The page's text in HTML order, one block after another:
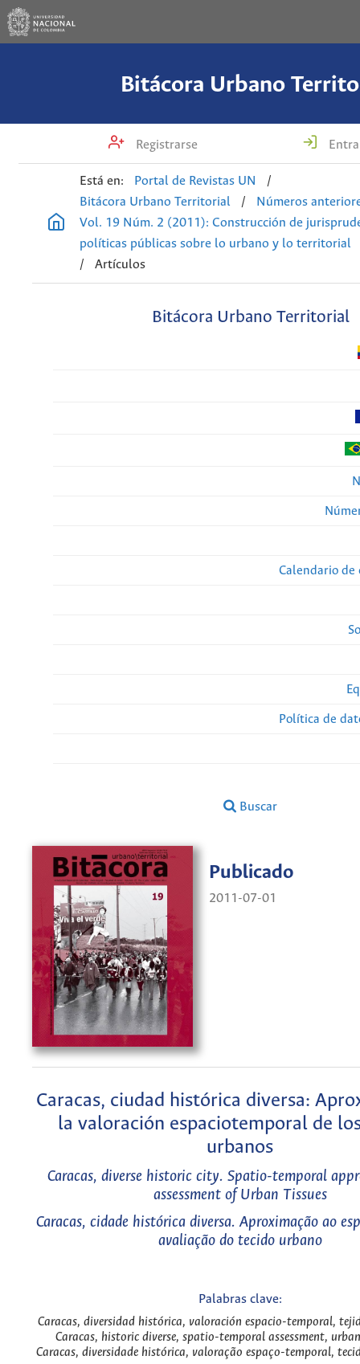
Bitácora Urbano
Registrarse
Está en: Portal de Revistas UN
/
Bitácora Urbano Territorial
/
Números
Vol. 19 Núm. 2 (2011): Construcción de
políticas públicas sobre lo urbano y lo territorial
/
Artículos
Bitácora Urbano Territorial
Calendario de
Política de
Buscar
Publicado
2011-07-01
Caracas, ciudad histórica diversa:
la valoración espaciotemporal de
urbanos
Caracas, diverse historic city. Spatio-temporal
assessment of Urban Tissues
Caracas, cidade histórica diversa. Aproximação ao
avaliação do tecido urbano
Palabras clave:
Caracas, diversidad histórica, valoración espacio-temporal,
Caracas, historic diverse, spatio-temporal assessment,
Caracas, diversidade histórica, valoração espaço-temporal,